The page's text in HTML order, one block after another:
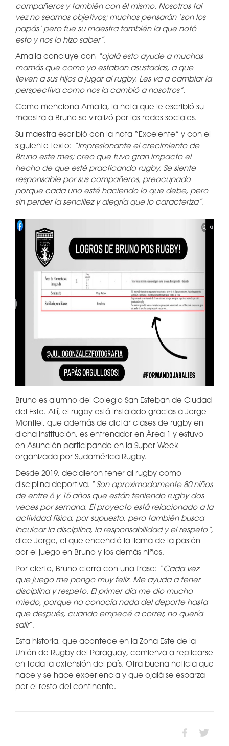
compañeros y también con él mismo. Nosotros tal
vez no seamos objetivos; muchos pensarán ‘son los
papás’ pero fue su maestra también la que notó
esto y nos lo hizo saber”.
Amalia concluye con “ojalá esto ayude a muchas
mamás que como yo estaban asustadas, a que
lleven a sus hijos a jugar al rugby. Les va a cambiar la
perspectiva como nos la cambió a nosotros”.
Como menciona Amalia, la nota que le escribió su
maestra a Bruno se viralizó por las redes sociales.
Su maestra escribió con la nota “Excelente” y con el
siguiente texto: “Impresionante el crecimiento de
Bruno este mes; creo que tuvo gran impacto el
hecho de que esté practicando rugby. Se siente
responsable por sus compañeros, preocupado
porque cada uno esté haciendo lo que debe, pero
sin perder la sencillez y alegría que lo caracteriza”.
Bruno es alumno del Colegio San Esteban de Ciudad
del Este. Allí, el rugby está instalado gracias a Jorge
Montiel, que además de dictar clases de rugby en
dicha institución, es entrenador en Área 1 y estuvo
en Asunción participando en la Super Week
organizada por Sudamérica Rugby.
Desde 2019, decidieron tener al rugby como
disciplina deportiva. “ Son aproximadamente 80 niños
de entre 6 y 15 años que están teniendo rugby dos
veces por semana. El proyecto está relacionado a la
actividad física, por supuesto, pero también busca
inculcar la disciplina, la responsabilidad y el respeto”,
dice Jorge, el que encendió la llama de la pasión
por el juego en Bruno y los demás niños.
Por cierto, Bruno cierra con una frase: “Cada vez
que juego me pongo muy feliz. Me ayuda a tener
disciplina y respeto. El primer día me dio mucho
miedo, porque no conocía nada del deporte hasta
que después, cuando empecé a correr, no quería
salir”.
Esta historia, que acontece en la Zona Este de la
Unión de Rugby del Paraguay, comienza a replicarse
en toda la extensión del país. Otra buena noticia que
nace y se hace experiencia y que ojalá se esparza
por el resto del continente.